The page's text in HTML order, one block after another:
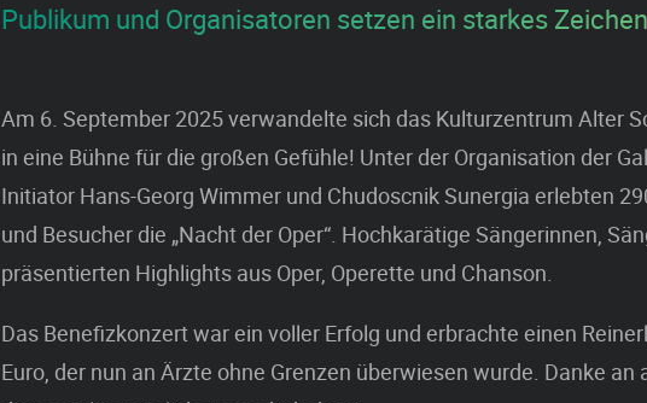
Publikum und Organisatoren setzen ein starkes
Am 6. September 2025 verwandelte sich das Kulturzentrum Alter
in eine Bühne für die großen Gefühle! Unter der Organisation der
Initiator Hans-Georg Wimmer und Chudoscnik Sunergia erlebten
und Besucher die „Nacht der Oper“. Hochkarätige Sängerinnen,
präsentierten Highlights aus Oper, Operette und Chanson.
Das Benefizkonzert war ein voller Erfolg und erbrachte einen
Euro, der nun an Ärzte ohne Grenzen überwiesen wurde. Danke an